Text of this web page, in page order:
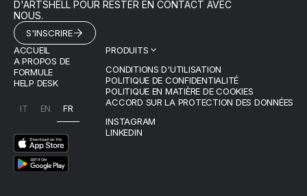
D'ARTSHELL POUR RESTER EN CONTACT AVEC
NOUS.
S'INSCRIRE
ACCUEIL
A PROPOS DE
FORMULE
HELP DESK
IT EN FR
PRODUITS
CONDITIONS D'UTILISATION
POLITIQUE DE CONFIDENTIALITÉ
POLITIQUE EN MATIÈRE DE COOKIES
ACCORD SUR LA PROTECTION DES DONNÉES
INSTAGRAM
LINKEDIN